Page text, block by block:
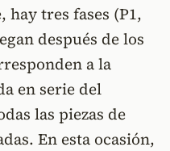
hay tres fases (P1,
después de los
a la
en serie del
las piezas de
En esta ocasión,